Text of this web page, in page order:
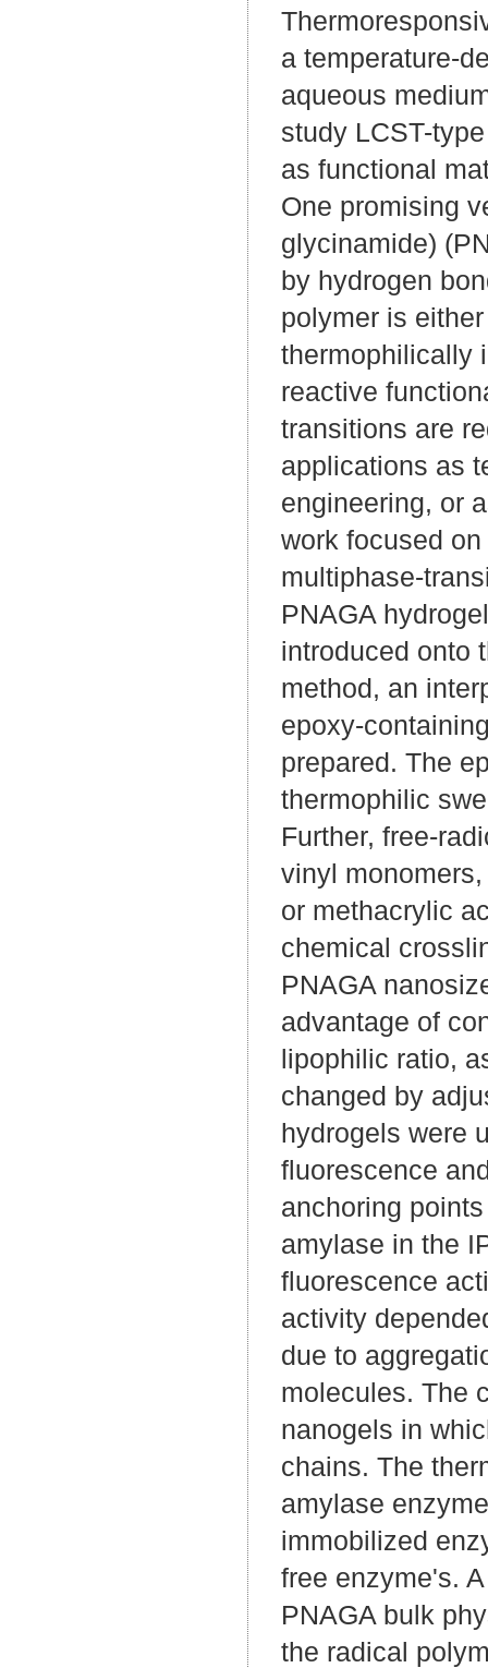
a temperature-
aqueous
study LCST-
as functional
One promising
glycinamide)
by hydrogen
polymer is
thermophilically
reactive
transitions are
applications as
engineering, or
work focused
multiphase-
PNAGA
introduced onto
method, an
epoxy-
prepared. The
thermophilic
Further, free-
vinyl
or methacrylic
chemical
PNAGA
advantage of
lipophilic ratio,
changed by
hydrogels were
fluorescence
anchoring
amylase in the
fluorescence
activity
due to
molecules. The
nanogels in
chains. The
amylase
immobilized
free enzyme's.
PNAGA bulk
the radical